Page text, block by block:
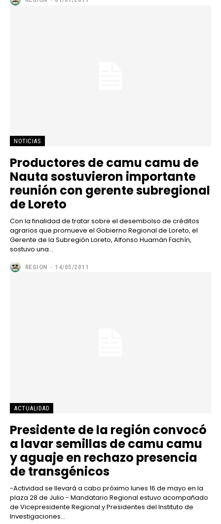
NOTICIAS
Productores de camu camu de
Nauta sostuvieron importante
reunión con gerente subregional
de Loreto
Con la finalidad de tratar sobre el desembolso de créditos
agrarios que promueve el Gobierno Regional de Loreto, el
Gerente de la Subregión Loreto, Alfonso Huamán Fachín,
sostuvo una...
REGION - 14/05/2011
ACTUALIDAD
Presidente de la región convocó
a lavar semillas de camu camu
y aguaje en rechazo presencia
de transgénicos
-Actividad se llevará a cabo próximo lunes 16 de mayo en la
plaza 28 de Julio - Mandatario Regional estuvo acompañado
de Vicepresidente Regional y Presidentes del Instituto de
Investigaciones...